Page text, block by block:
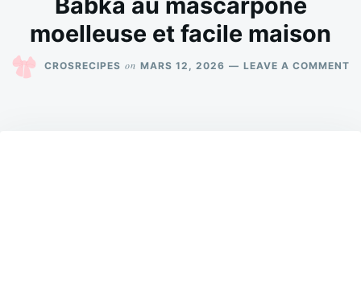
moelleuse et facile maison
CROSRECIPES on MARS 12, 2026 LEAVE A COMMENT